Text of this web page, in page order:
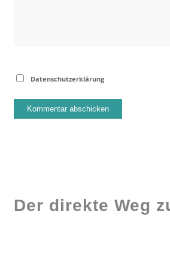
Datenschutzerklärung
Der direkte Weg